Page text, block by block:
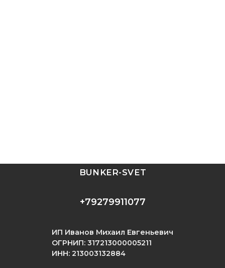
+79279911077
BUNKER-SVET
ИП Иванов Михаил Евгеньевич
ОГРНИП: 317213000005211
ИНН: 213003132884